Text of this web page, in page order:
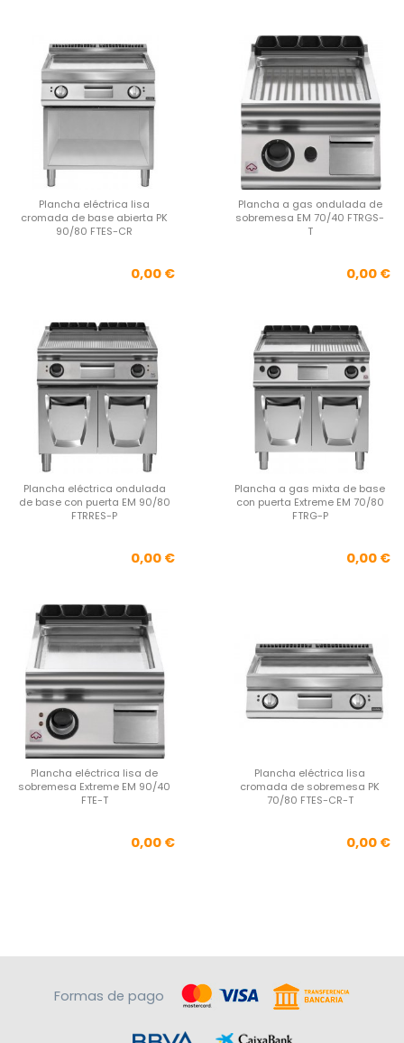
Plancha eléctrica lisa
cromada de base abierta PK
90/80 FTES-CR
Precio
0,00 €
Plancha a gas ondulada de
sobremesa EM 70/40 FTRGS-
T
0,00 €
Plancha eléctrica ondulada
de base con puerta EM 90/80
FTRRES-P
Precio
0,00 €
Plancha a gas mixta de base
con puerta Extreme EM 70/80
FTRG-P
0,00 €
Plancha eléctrica lisa de
sobremesa Extreme EM 90/40
FTE-T
Precio
0,00 €
Plancha eléctrica lisa
cromada de sobremesa PK
70/80 FTES-CR-T
0,00 €
Formas de pago